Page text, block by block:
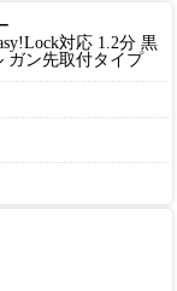
対応 1.2分 黒
ガン先取付タイプ